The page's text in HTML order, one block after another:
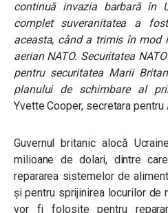
continuă invazia barbară în
complet suveranitatea a
aceasta, când a trimis în mod
aerian NATO. Securitatea
pentru securitatea Marii
planului de schimbare al
Yvette Cooper, secretara pentru
Guvernul britanic alocă
milioane de dolari, dintre
repararea sistemelor de
și pentru sprijinirea locurilor de
vor fi folosite pentru